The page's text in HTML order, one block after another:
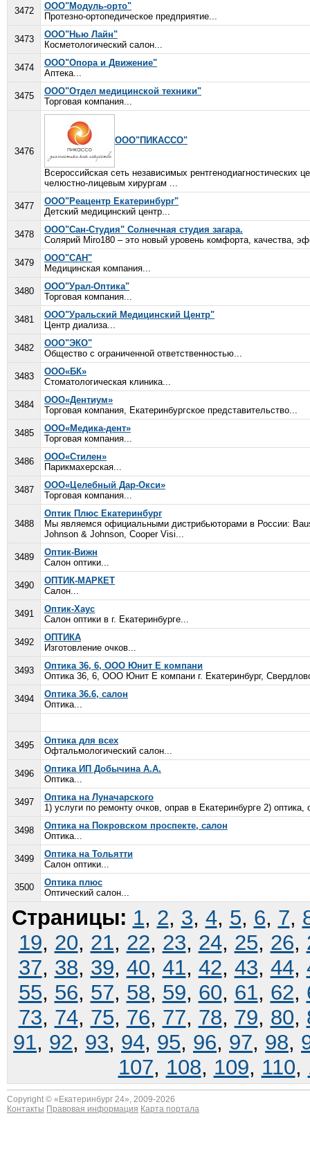
3472
ООО"Модуль-орто"
Протезно-ортопедическое предприятие...
3473
ООО"Нью Лайн"
Косметологический салон...
3474
ООО"Опора и Движение"
Аптека...
3475
ООО"Отдел медицинской техники"
Торговая компания...
3476
ООО"ПИКАССО"
Всероссийская сеть независимых рентгенодиагностических
челюстно-лицевым хирургам ...
3477
ООО"Реацентр Екатеринбург"
Детский медицинский центр...
3478
ООО"Сaн-Студия" Солнечная студия загара.
Солярий Miro180 – это новый уровень комфорта, качества,
3479
ООО"САН"
Медицинская компания...
3480
ООО"Урал-Оптика"
Торговая компания...
3481
ООО"Уральский Медицинский Центр"
Центр диализа...
3482
ООО"ЭКО"
Общество с ограниченной ответственностью...
3483
ООО«БК»
Стоматологическая клиника...
3484
ООО«Дентиум»
Торговая компания, Екатеринбургское представительство...
3485
ООО«Медика-дент»
Торговая компания...
3486
ООО«Стилен»
Парикмахерская...
3487
ООО«Целебный Дар-Окси»
Торговая компания...
3488
Оптик Плюс Екатеринбург
Мы являемся официальными дистрибьюторами в России:
Johnson & Johnson, Cooper Visi...
3489
Оптик-Вижн
Салон оптики...
3490
ОПТИК-МАРКЕТ
Салон...
3491
Оптик-Хаус
Салон оптики в г. Екатеринбурге...
3492
ОПТИКА
Изготовление очков...
3493
Оптика 36, 6, ООО Юнит Е компани
Оптика 36, 6, ООО Юнит Е компани г. Екатеринбург,
3494
Оптика 36.6, салон
Оптика...
3495
Оптика для всех
Офтальмологический салон...
3496
Оптика ИП Добычина А.А.
Оптика...
3497
Оптика на Луначарского
1) услуги по ремонту очков, оправ в Екатеринбурге 2)
3498
Оптика на Покровском проспекте, салон
Оптика...
3499
Оптика на Тольятти
Салон оптики...
3500
Оптика плюс
Оптический салон...
Страницы: 1, 2, 3, 4, 5, 6, 7,
19, 20, 21, 22, 23, 24, 25, 26,
37, 38, 39, 40, 41, 42, 43, 44,
55, 56, 57, 58, 59, 60, 61, 62,
73, 74, 75, 76, 77, 78, 79, 80,
91, 92, 93, 94, 95, 96, 97, 98,
107, 108, 109, 110,
Copyright © « Екатеринбург 24», 2009-2026
Контакты Правовая информация Карта портала